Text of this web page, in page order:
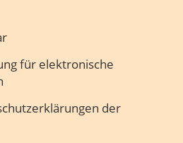
für elektronische
der